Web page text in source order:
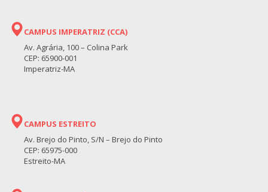
CAMPUS IMPERATRIZ (CCA)
Av. Agrária, 100 – Colina Park
CEP: 65900-001
Imperatriz-MA
CAMPUS ESTREITO
Av. Brejo do Pinto, S/N – Brejo do Pinto
CEP: 65975-000
Estreito-MA